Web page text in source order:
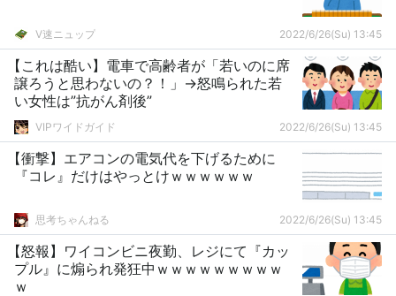
V速ニュップ 2022/6/26(Su) 13:45
【これは酷い】電車で高齢者が「若いのに席
譲ろうと思わないの？！」→怒鳴られた若
い女性は”抗がん剤後”
VIPワイドガイド 2022/6/26(Su) 13:45
【衝撃】エアコンの電気代を下げるために
『コレ』だけはやっとけｗｗｗｗｗｗ
思考ちゃんねる 2022/6/26(Su) 13:45
【怒報】ワイコンビニ夜勤、レジにて『カッ
プル』に煽られ発狂中ｗｗｗｗｗｗｗｗｗ
ｗ